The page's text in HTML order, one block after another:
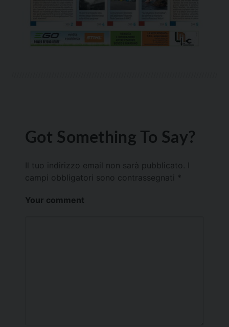
Got Something To Say?
Il tuo indirizzo email non sarà pubblicato.
campi obbligatori sono contrassegnati *
Your comment